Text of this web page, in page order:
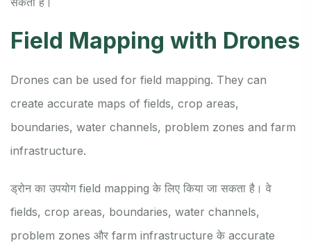
Field Mapping with Drones
Drones can be used for field mapping. They can
create accurate maps of fields, crop areas,
boundaries, water channels, problem zones and farm
infrastructure.
ड्रोन का उपयोग field mapping के लिए किया जा सकता है। वे
fields, crop areas, boundaries, water channels,
problem zones और farm infrastructure के accurate